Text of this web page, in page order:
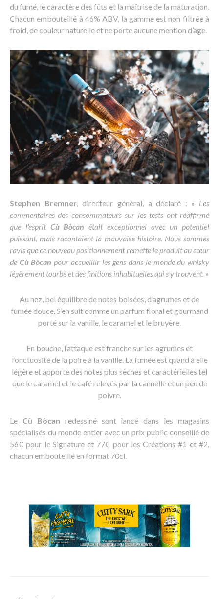
du fumé, le caractère des fûts et la maîtrise de la maturation.
Chacun embouteillé à 46% ABV, la gamme est non filtrée à
froid, de couleur naturelle et ne porte aucune mention d’âge.
Stephen Bremner, directeur général, a déclaré : « Les
commentaires des consommateurs sur les tests ont réaffirmé
que l’esprit Cù Bòcan était exceptionnel avec un potentiel
puissant, mais racontaient la mauvaise histoire. Nous sommes
ravis que ce nouveau positionnement remette le produit au cœur
de Cù Bòcan pour accueillir les gens dans le monde du whisky
légèrement tourbé et des finitions inhabituelles qui s’y trouvent. »
Au nez, bel équilibre de notes boisées, d’agrumes et de
fumée douce. S’en suit comme un parfum floral et gourmand
porté sur la vanille, le caramel et le bruyère.
En bouche, l’attaque est franche sur les agrumes et
l’onctuosité de la poire à la vanille. La fumée est quand à elle
légère et apporte des notes plus sèches et caractérielles tel
que le caramel et le café relevés par la cannelle et un peu de
poivre.
Le Cù Bòcan redessiné sont lancé dans les magasins
spécialisés du monde entier avec un prix public conseillé de
56€ pour le Signature et 77€ pour les Créations #1 et #2,
chacun embouteillé en format 70cl.